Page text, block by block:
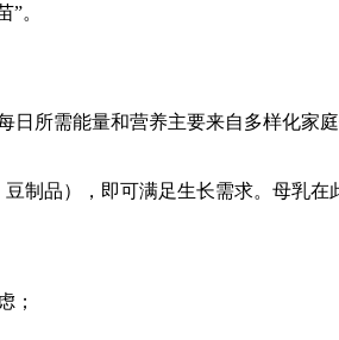
。
所需能量和营养主要来自多样化家
制品），即可满足生长需求。母乳
；